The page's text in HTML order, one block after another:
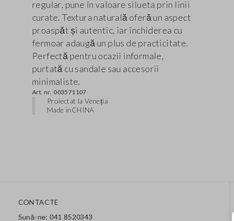
regular, pune în valoare silueta prin linii
curate. Textura naturală oferă un aspect
proaspăt și autentic, iar închiderea cu
fermoar adaugă un plus de practicitate.
Perfectă pentru ocazii informale,
purtată cu sandale sau accesorii
minimaliste.
Art. nr. 003571107
Proiectat la Veneția
Made inCHINA
CONTACTE
Sună-ne: 041 8520343